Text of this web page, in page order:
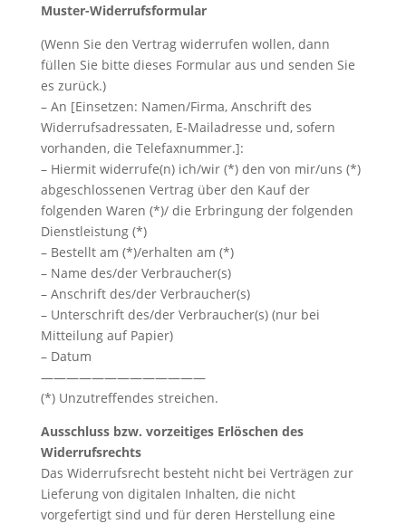
Muster-Widerrufsformular
(Wenn Sie den Vertrag widerrufen wollen, dann
füllen Sie bitte dieses Formular aus und senden Sie
es zurück.)
– An [Einsetzen: Namen/Firma, Anschrift des
Widerrufsadressaten, E-Mailadresse und, sofern
vorhanden, die Telefaxnummer.]:
– Hiermit widerrufe(n) ich/wir (*) den von mir/uns (*)
abgeschlossenen Vertrag über den Kauf der
folgenden Waren (*)/ die Erbringung der folgenden
Dienstleistung (*)
– Bestellt am (*)/erhalten am (*)
– Name des/der Verbraucher(s)
– Anschrift des/der Verbraucher(s)
– Unterschrift des/der Verbraucher(s) (nur bei
Mitteilung auf Papier)
– Datum
—————————————
(*) Unzutreffendes streichen.
Ausschluss bzw. vorzeitiges Erlöschen des
Widerrufsrechts
Das Widerrufsrecht besteht nicht bei Verträgen zur
Lieferung von digitalen Inhalten, die nicht
vorgefertigt sind und für deren Herstellung eine